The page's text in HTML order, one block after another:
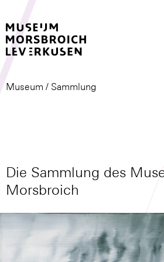
Museum / Sammlung
Die Sammlung des
Morsbroich